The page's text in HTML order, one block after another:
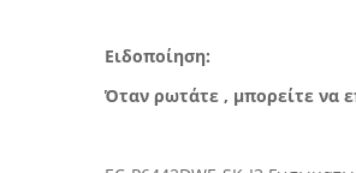
Ειδοποίηση:
Όταν ρωτάτε , μπορείτε να